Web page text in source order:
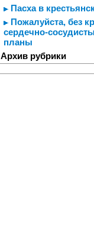
Пасха в
Пожалуйста, без
сердечно-
планы
Архив рубрики